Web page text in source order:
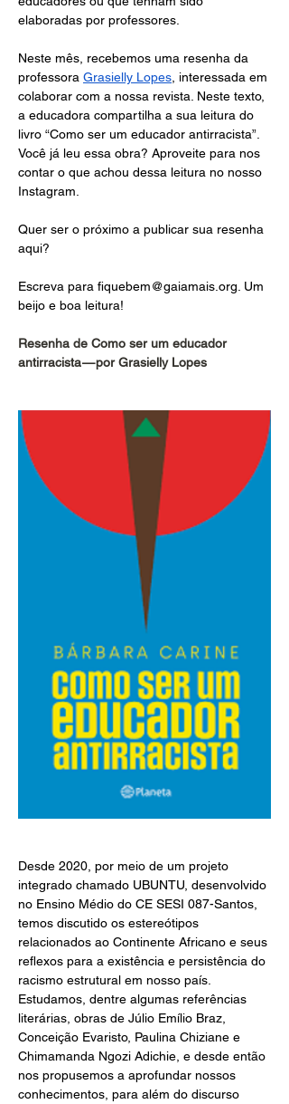
elaboradas por professores.
Neste mês, recebemos uma resenha da
professora Grasielly Lopes , interessada em
colaborar com a nossa revista. Neste texto,
a educadora compartilha a sua leitura do
livro “Como ser um educador antirracista”.
Você já leu essa obra? Aproveite para nos
contar o que achou dessa leitura no nosso
Instagram.
Quer ser o próximo a publicar sua resenha
aqui?
Escreva para fiquebem@gaiamais.org . Um
beijo e boa leitura!
Resenha de Como ser um educador
antirracista — por Grasielly Lopes
Desde 2020, por meio de um projeto
integrado chamado UBUNTU, desenvolvido
no Ensino Médio do CE SESI 087-Santos,
temos discutido os estereótipos
relacionados ao Continente Africano e seus
reflexos para a existência e persistência do
racismo estrutural em nosso país.
Estudamos, dentre algumas referências
literárias, obras de Júlio Emílio Braz,
Conceição Evaristo, Paulina Chiziane e
Chimamanda Ngozi Adichie, e desde então
nos propusemos a aprofundar nossos
conhecimentos, para além do discurso